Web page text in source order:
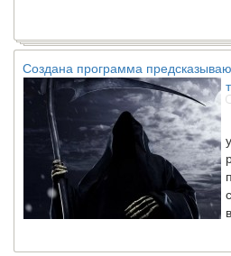
Создана программа